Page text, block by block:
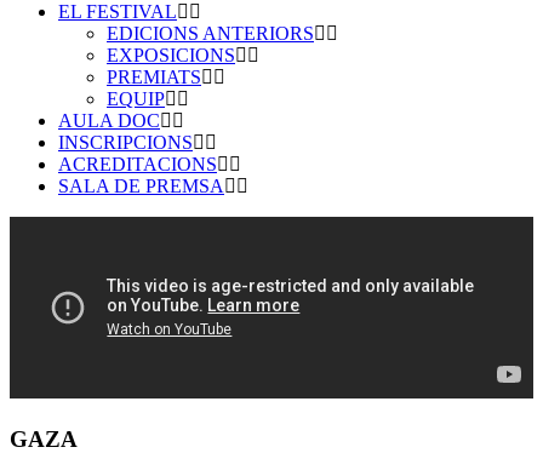
EL FESTIVAL
EDICIONS ANTERIORS
EXPOSICIONS
PREMIATS
EQUIP
AULA DOC
INSCRIPCIONS
ACREDITACIONS
SALA DE PREMSA
GAZA